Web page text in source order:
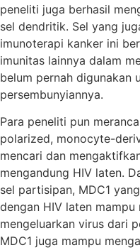
peneliti juga berhasil
sel dendritik. Sel yang
imunoterapi kanker ini
imunitas lainnya dalam
belum pernah digunakan
persembunyiannya.
Para peneliti pun
polarized, monocyte-
mencari dan
mengandung HIV laten.
sel partisipan, MDC1
dengan HIV laten
mengeluarkan virus dari
MDC1 juga mampu